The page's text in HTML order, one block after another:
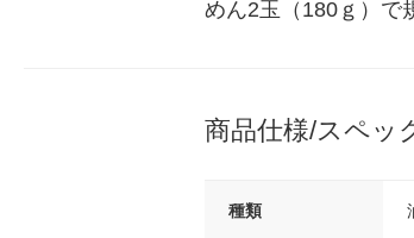
めん2玉（180ｇ）で
商品仕様/スペッ
種類